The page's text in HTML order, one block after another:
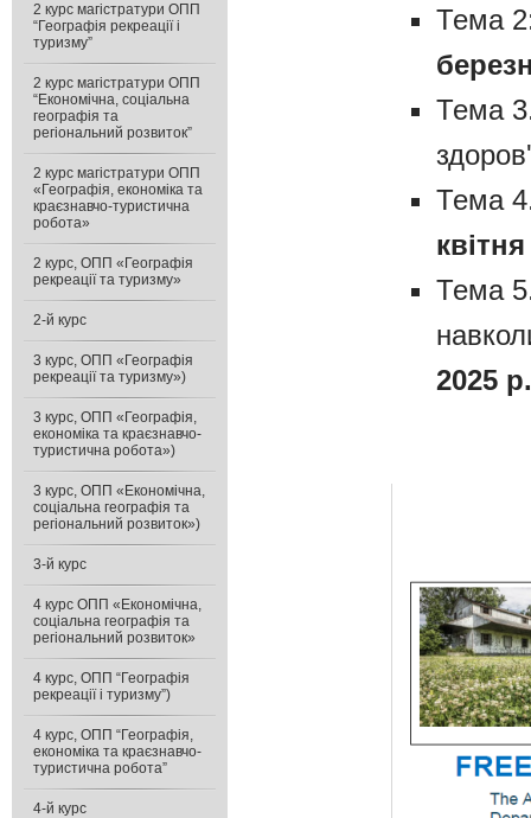
Тема
Тема
Тема
Тема
2025
2 курс магістратури ОПП
“Географія рекреації і
туризму”
2 курс магістратури ОПП
“Економічна, соціальна
географія та
регіональний розвиток”
2 курс магістратури ОПП
«Географія, економіка та
краєзнавчо-туристична
робота»
2 курс, ОПП «Географія
рекреації та туризму»
2-й курс
3 курс, ОПП «Географія
рекреації та туризму»)
3 курс, ОПП «Географія,
економіка та краєзнавчо-
туристична робота»)
3 курс, ОПП «Економічна,
соціальна географія та
регіональний розвиток»)
3-й курс
4 курс ОПП «Економічна,
соціальна географія та
регіональний розвиток»
4 курс, ОПП “Географія
рекреації і туризму”)
4 курс, ОПП “Географія,
економіка та краєзнавчо-
туристична робота”
4-й курс